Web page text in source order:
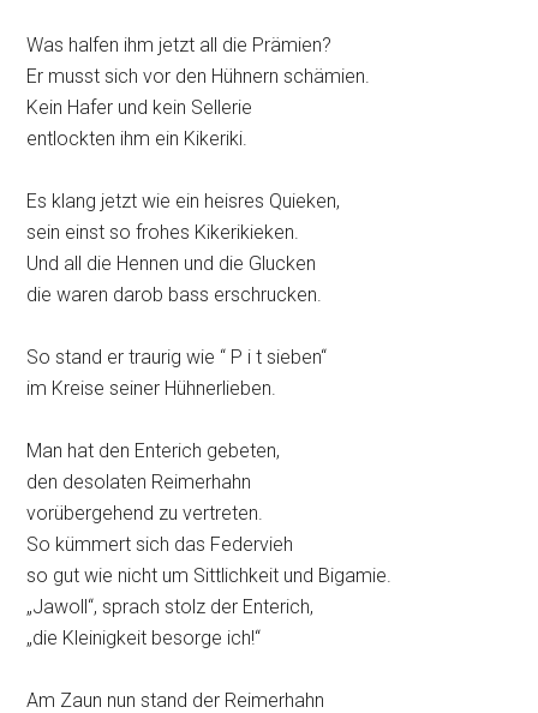
Was halfen ihm jetzt all die Prämien?
Er musst sich vor den Hühnern schämien.
Kein Hafer und kein Sellerie
entlockten ihm ein Kikeriki.
Es klang jetzt wie ein heisres Quieken,
sein einst so frohes Kikerikieken.
Und all die Hennen und die Glucken
die waren darob bass erschrucken.
So stand er traurig wie “ P i t sieben“
im Kreise seiner Hühnerlieben.
Man hat den Enterich gebeten,
den desolaten Reimerhahn
vorübergehend zu vertreten.
So kümmert sich das Federvieh
so gut wie nicht um Sittlichkeit und Bigamie.
„Jawoll“, sprach stolz der Enterich,
„die Kleinigkeit besorge ich!“
Am Zaun nun stand der Reimerhahn